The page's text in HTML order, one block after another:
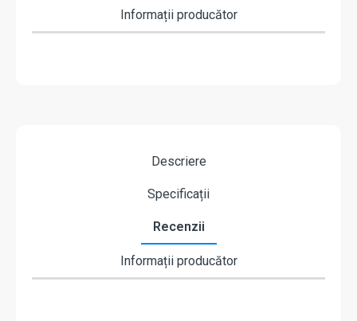
Informații producător
Descriere
Specificații
Recenzii
Informații producător